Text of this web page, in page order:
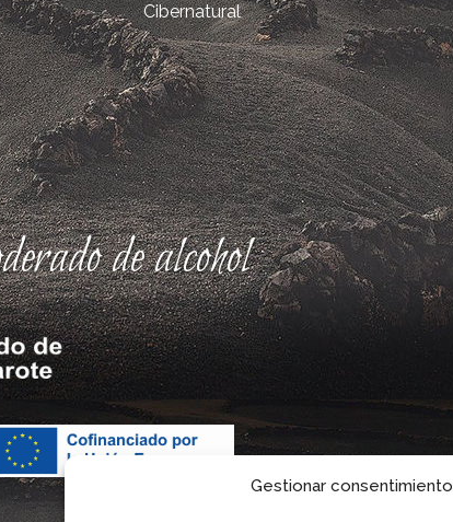
Gestionar consentimiento
Cibernatural
de alcohol